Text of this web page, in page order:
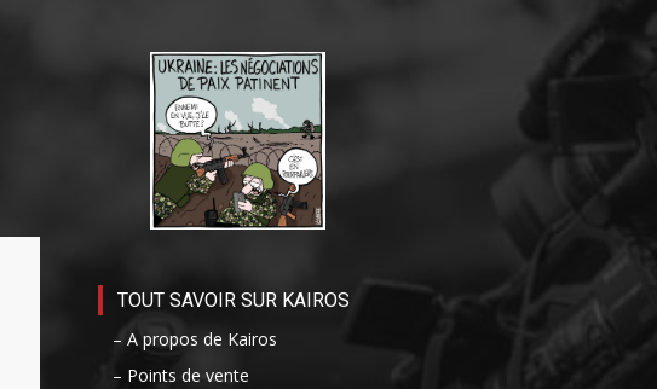
TOUT SAVOIR SUR KAIROS
– A propos de Kairos
– Points de vente